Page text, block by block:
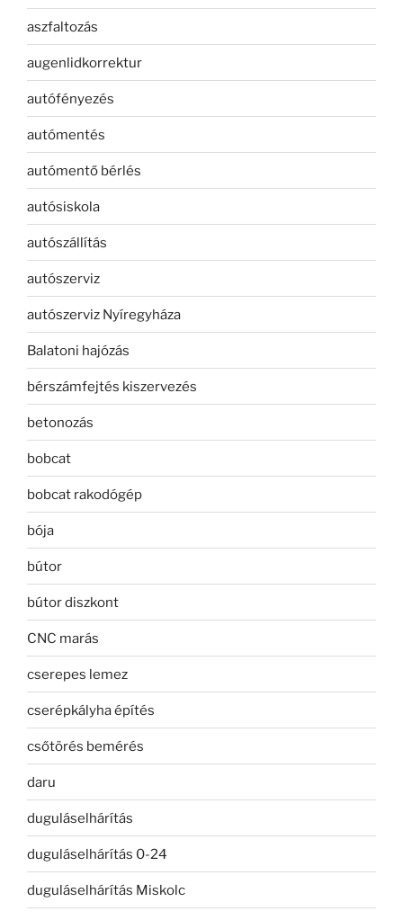
aszfaltozás
augenlidkorrektur
autófényezés
autómentés
autómentő bérlés
autósiskola
autószállítás
autószerviz
autószerviz Nyíregyháza
Balatoni hajózás
bérszámfejtés kiszervezés
betonozás
bobcat
bobcat rakodógép
bója
bútor
bútor diszkont
CNC marás
cserepes lemez
cserépkályha építés
csőtörés bemérés
daru
duguláselhárítás
duguláselhárítás 0-24
duguláselhárítás Miskolc